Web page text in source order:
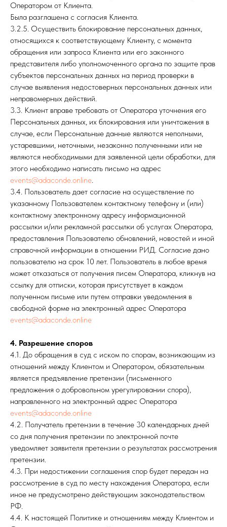
Оператором от Клиента.
Была разглашена с согласия Клиента.
3.2.5. Осуществить блокирование персональных данных,
относящихся к соответствующему Клиенту, с момента
обращения или запроса Клиента или его законного
представителя либо уполномоченного органа по защите прав
субъектов персональных данных на период проверки в
случае выявления недостоверных персональных данных или
неправомерных действий.
3.3. Клиент вправе требовать от Оператора уточнения его
Персональных данных, их блокирования или уничтожения в
случае, если Персональные данные являются неполными,
устаревшими, неточными, незаконно полученными или не
являются необходимыми для заявленной цели обработки, для
этого необходимо написать письмо на адрес
events@adaconde.online.
3.4. Пользователь дает согласие на осуществление по
указанному Пользователем контактному телефону и (или)
контактному электронному адресу информационной
рассылки и/или рекламной рассылки об услугах Оператора,
предоставления Пользователю обновлений, новостей и иной
справочной информации в отношении РИД. Согласие дано
пользователю на срок 10 лет. Пользователь в любое время
может отказаться от получения писем Оператора, кликнув на
ссылку для отписки, которая присутствует в каждом
полученном письме или путем отправки уведомления в
свободной форме на электронный адрес Оператора
events@adaconde.online
4. Разрешение споров
4.1. До обращения в суд с иском по спорам, возникающим из
отношений между Клиентом и Оператором, обязательным
является предъявление претензии (письменного
предложения о добровольном урегулировании спора),
направленного на электронный адрес Оператора
events@adaconde.online
4.2. Получатель претензии в течение 30 календарных дней
со дня получения претензии по электронной почте
уведомляет заявителя претензии о результатах рассмотрения
претензии.
4.3. При недостижении соглашения спор будет передан на
рассмотрение в суд по месту нахождения Оператора, если
иное не предусмотрено действующим законодательством
РФ.
4.4. К настоящей Политике и отношениям между Клиентом и